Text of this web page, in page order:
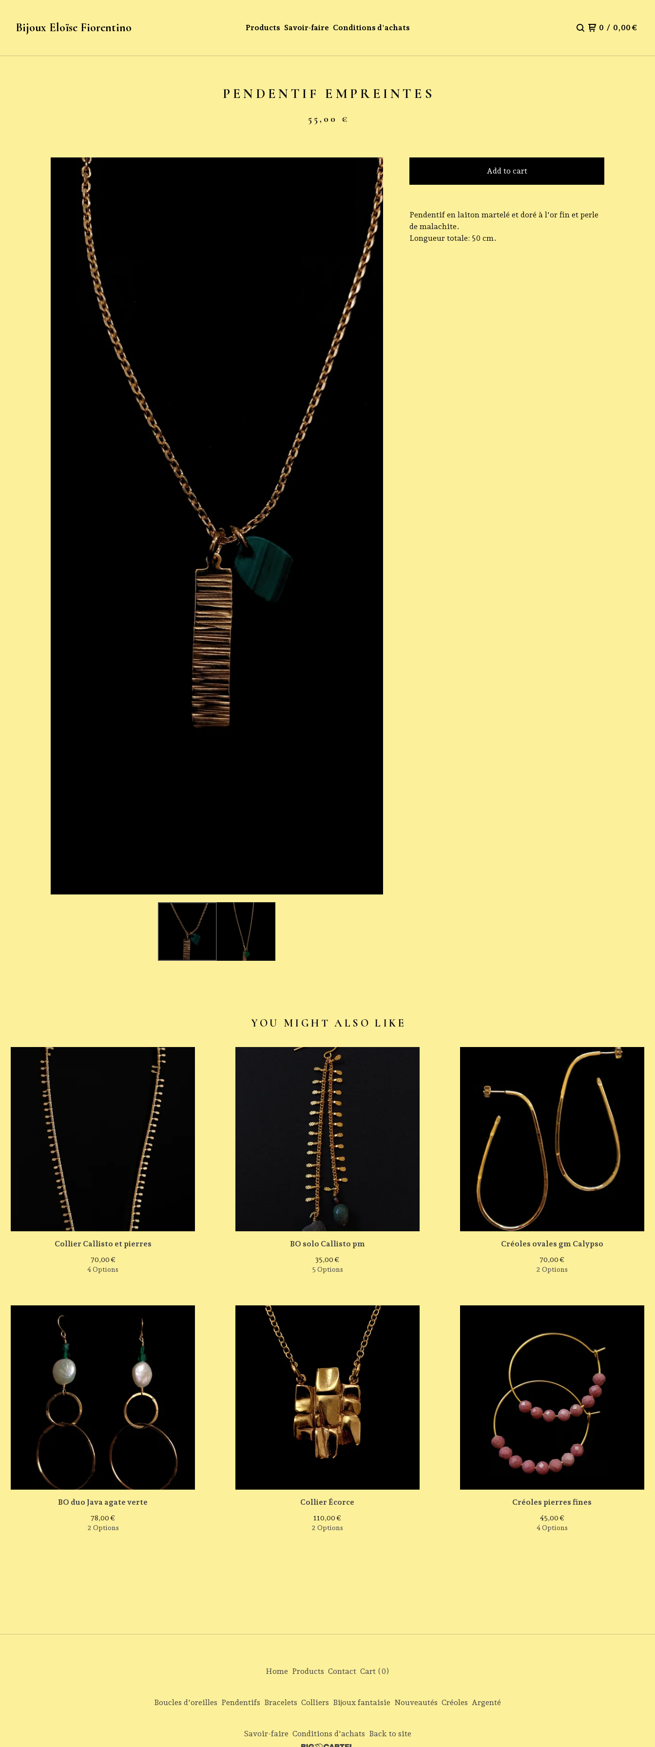
Bijoux Eloïse Fiorentino Products Savoir-faire Conditions d'achats 0 / 0,00€
PENDENTIF EMPREINTES
55,00 €
Add to cart
Pendentif en laiton martelé et doré à l'or fin et perle
de malachite.
Longueur totale: 50 cm.
YOU MIGHT ALSO LIKE
Collier Callisto et pierres
70,00€
4 Options
BO solo Callisto pm
35,00€
5 Options
Créoles ovales gm Calypso
70,00€
2 Options
BO duo Java agate verte
78,00€
2 Options
Collier Écorce
110,00€
2 Options
Créoles pierres fines
45,00€
4 Options
Home Products Contact Cart (0)
Boucles d'oreilles Pendentifs Bracelets Colliers Bijoux fantaisie Nouveautés Créoles Argenté
Savoir-faire Conditions d'achats Back to site